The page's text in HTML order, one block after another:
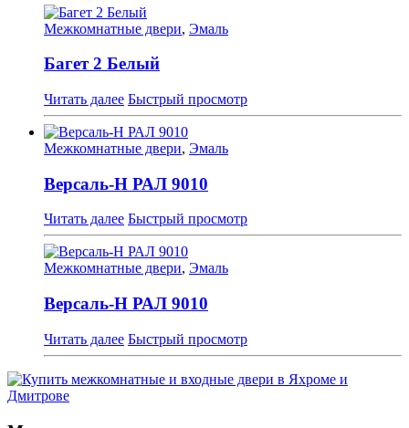
Межкомнатные двери, Эмаль
Багет 2 Белый
Читать далее Быстрый просмотр
Межкомнатные двери, Эмаль
Версаль-Н РАЛ 9010
Читать далее Быстрый просмотр
Межкомнатные двери, Эмаль
Версаль-Н РАЛ 9010
Читать далее Быстрый просмотр